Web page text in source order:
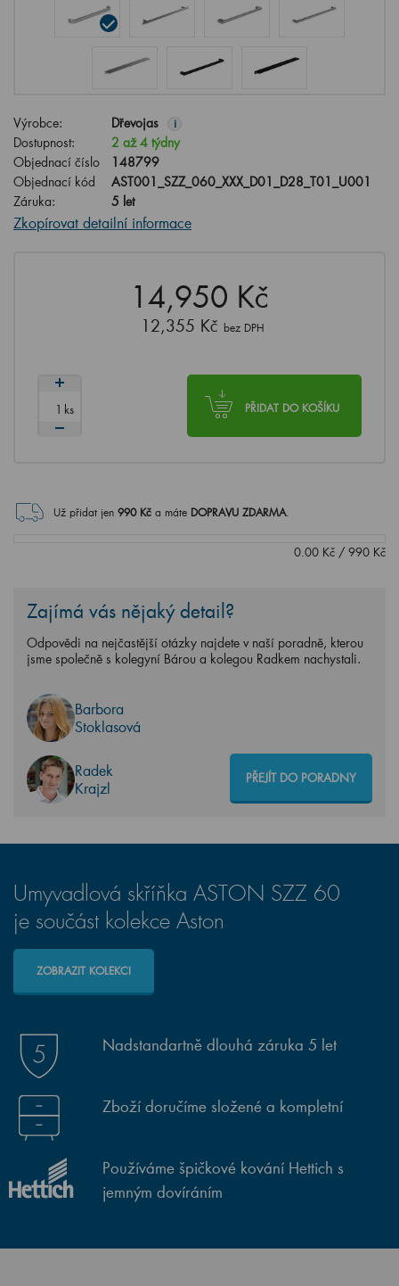
Výrobce: Dřevojas i
Dostupnost:
2 až 4 týdny
Objednací číslo
148799
Objednací kód
AST001_SZZ_060_XXX_D01_D28_T01_U001
Záruka:
5 let
Zkopírovat detailní informace
14,950 Kč
12,355 Kč bez DPH
PŘIDAT DO KOŠÍKU
ks
Už přidat jen 990Kč a máte DOPRAVU ZDARMA.
0.00 Kč / 990 Kč
Zajímá vás nějaký detail?
Odpovědi na nejčastější otázky najdete v naší poradně, kterou
jsme společně s kolegyní Bárou a kolegou Radkem nachystali.
Barbora
Stoklasová
Radek
Krajzl
PŘEJÍT DO PORADNY
Umyvadlová skříňka ASTON SZZ 60
je součást kolekce Aston
ZOBRAZIT KOLEKCI
Nadstandartně dlouhá záruka 5 let
Zboží doručíme složené a kompletní
Používáme špičkové kování Hettich s
jemným dovíráním